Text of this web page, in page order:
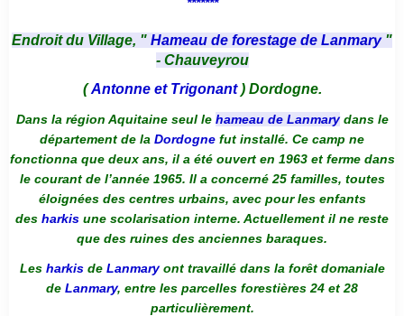
Endroit du Village, " Hameau de forestage de Lanmary "
- Chauveyrou
(Antonne et Trigonant) Dordogne.
Dans la région Aquitaine seul le hameau de Lanmarydans le
département de la Dordogne fut installé. Ce camp ne
fonctionna que deux ans, il a été ouvert en 1963 et ferme dans
le courant de l’année 1965. Il a concerné 25 familles, toutes
éloignées des centres urbains, avec pour les enfants
des harkis une scolarisation interne. Actuellement il ne reste
que des ruines des anciennes baraques.
Les harkis de Lanmaryont travaillé dans la forêt domaniale
de Lanmary, entre les parcelles forestières 24 et 28
particulièrement.